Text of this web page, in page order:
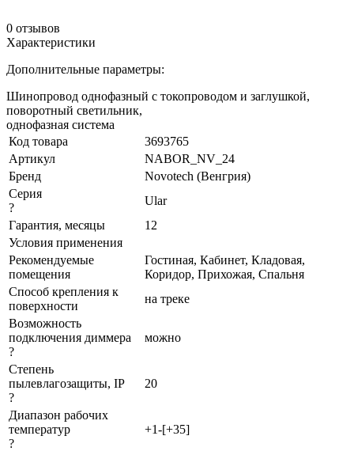
0 отзывов
Характеристики
Дополнительные параметры:
Шинопровод однофазный с токопроводом и заглушкой,
поворотный светильник,
однофазная система
Код товара
3693765
Артикул
NABOR_NV_24
Бренд
Novotech (Венгрия)
Серия
?
Ular
Гарантия, месяцы
12
Условия применения
Рекомендуемые
помещения
Гостиная, Кабинет, Кладовая,
Коридор, Прихожая, Спальня
Способ крепления к
поверхности
на треке
Возможность
подключения диммера
?
можно
Степень
пылевлагозащиты, IP
?
20
Диапазон рабочих
температур
?
+1-[+35]